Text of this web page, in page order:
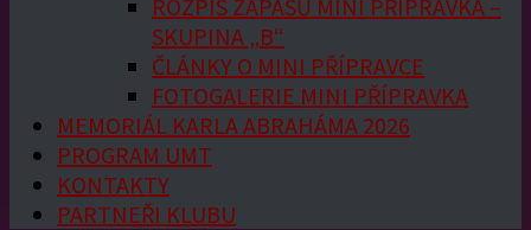
ROZPIS ZÁPASŮ MINI PŘÍPRAVKA –
SKUPINA „B“
ČLÁNKY O MINI PŘÍPRAVCE
FOTOGALERIE MINI PŘÍPRAVKA
MEMORIÁL KARLA ABRAHÁMA 2026
PROGRAM UMT
KONTAKTY
PARTNEŘI KLUBU